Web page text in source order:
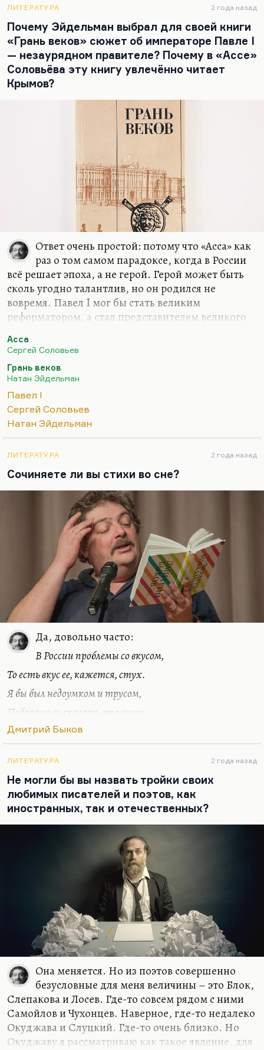
Лунин не чувствует себя принадлежащим ни к
какой корпорации, ни к какому сословию,…
ЛИТЕРАТУРА 2 года назад
Почему Эйдельман выбрал для своей книги
«Грань веков» сюжет об императоре Павле I
— незаурядном правителе? Почему в «Ассе»
Соловьёва эту книгу увлечённо читает
Крымов?
Ответ очень простой: потому что «Асса» как
раз о том самом парадоксе, когда в России
всё решает эпоха, а не герой. Герой может быть
сколь угодно талантлив, но он родился не
вовремя. Павел I мог бы стать великим
реформатором, а стал представителем великого
дикие припадки бешенства (кстати, как и у
Ленина в последние годы). Человек чувствует, что
он всё может и понимает, а вокруг — вязкая
эпоха, не дающая действовать. Я думаю, что в
конечном итоге Павла I и привело к душевной
болезни это страшное ощущение.
Асса
Сергей Соловьев
Грань веков
Натан Эйдельман
Павел I
Сергей Соловьев
Натан Эйдельман
ЛИТЕРАТУРА 2 года назад
Сочиняете ли вы стихи во сне?
Да, довольно часто:
В России проблемы со вкусом,
То есть вкус ее, кажется, стух.
Я бы был недоумком и трусом,
Побоявшись сказать это вслух.
Вот проснулся и записал. Я сделал из этого
полубредовые, но, может быть, гениальные
озарения:
Мы делаем чаши, но чаши не цель;
Учил же нас Кроули, тот, что Алистер,
В которую чаша должна провалиться.
Откуда это? Но рифма очень хорошая, забавно.
Вообще, стихи, как учил нас Лосев, лучше всего
сочиняются в первый…
Дмитрий Быков
ЛИТЕРАТУРА 2 года назад
Не могли бы вы назвать тройки своих
любимых писателей и поэтов, как
иностранных, так и отечественных?
Она меняется. Но из поэтов совершенно
безусловные для меня величины – это Блок,
Слепакова и Лосев. Где-то совсем рядом с ними
Самойлов и Чухонцев. Наверное, где-то недалеко
Окуджава и Слуцкий. Где-то очень близко. Но
Окуджаву я рассматриваю как такое явление, для